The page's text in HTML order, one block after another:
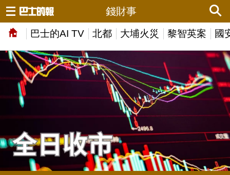
巴士的AI TV 北都 大埔火災 黎智英案 國
錢財事